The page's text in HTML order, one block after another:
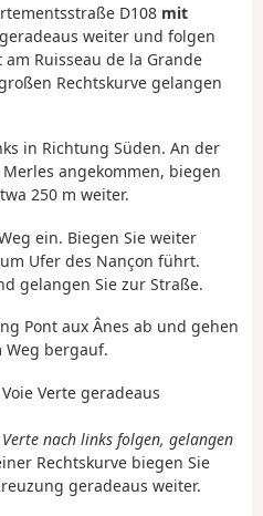
D108 mit
weiter und folgen
Ruisseau de la Grande
Rechtskurve gelangen
in Richtung Süden. An der
angekommen, biegen
250 m weiter.
ein. Biegen Sie weiter
Ufer des Nançon führt.
gelangen Sie zur Straße.
Pont aux Ânes ab und gehen
Weg bergauf.
Verte geradeaus
nach links folgen, gelangen
Rechtskurve biegen Sie
geradeaus weiter.